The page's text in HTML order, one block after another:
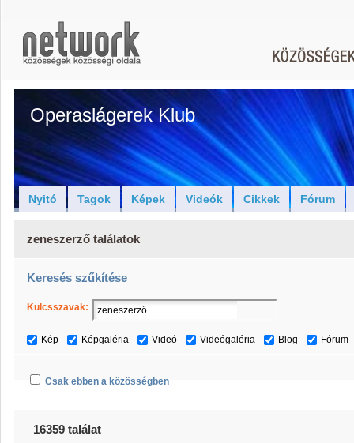
Operaslágerek Klub
Nyitó Tagok Képek Videók Cikkek Fórum
zeneszerző találatok
Keresés szűkítése
Kulcsszavak:
Kép Képgaléria Videó Videógaléria Blog Fórum
Csak ebben a közösségben
16359 találat